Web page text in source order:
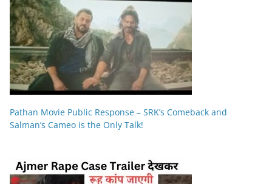
Pathan Movie Public Response – SRK’s Comeback and
Salman’s Cameo is the Only Talk!